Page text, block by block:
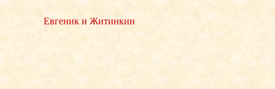
Евгеник и Житинкин